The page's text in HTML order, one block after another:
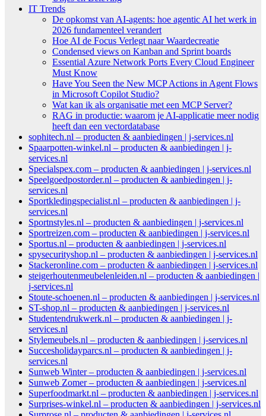
IT Trends
De opkomst van AI-agents: hoe agentic AI het werk in
2026 fundamenteel verandert
Hoe AI de Focus Verlegt naar Waardecreatie
Condensed views on Kanban and Sprint boards
Essential Azure Network Ports Every Cloud Engineer
Must Know
Have You Seen the New MCP Actions in Agent Flows
in Microsoft Copilot Studio?
Wat kan ik als organisatie met een MCP Server?
RAG in productie: waarom je AI-applicatie meer nodig
heeft dan een vectordatabase
sophitech.nl – producten & aanbiedingen | j-services.nl
Spaarpotten-winkel.nl – producten & aanbiedingen | j-
services.nl
Specialspex.com – producten & aanbiedingen | j-services.nl
Speelgoedpostorder.nl – producten & aanbiedingen | j-
services.nl
Sportkledingspecialist.nl – producten & aanbiedingen | j-
services.nl
Sportnstyles.nl – producten & aanbiedingen | j-services.nl
Sportreizen.com – producten & aanbiedingen | j-services.nl
Sportus.nl – producten & aanbiedingen | j-services.nl
spysecurityshop.nl – producten & aanbiedingen | j-services.nl
Stackeronline.com – producten & aanbiedingen | j-services.nl
steigerhoutenmeubelenleiden.nl – producten & aanbiedingen |
j-services.nl
Stoute-schoenen.nl – producten & aanbiedingen | j-services.nl
ST-shop.nl – producten & aanbiedingen | j-services.nl
Studentendrukwerk.nl – producten & aanbiedingen | j-
services.nl
Stylemeubels.nl – producten & aanbiedingen | j-services.nl
Succesholidayparcs.nl – producten & aanbiedingen | j-
services.nl
Sunweb Winter – producten & aanbiedingen | j-services.nl
Sunweb Zomer – producten & aanbiedingen | j-services.nl
Superfoodmarkt.nl – producten & aanbiedingen | j-services.nl
Surprises-winkel.nl – producten & aanbiedingen | j-services.nl